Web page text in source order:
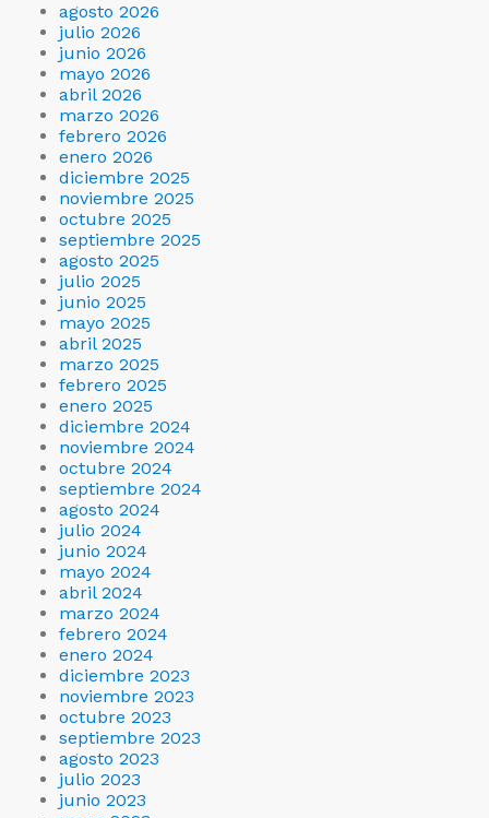
agosto 2026
julio 2026
junio 2026
mayo 2026
abril 2026
marzo 2026
febrero 2026
enero 2026
diciembre 2025
noviembre 2025
octubre 2025
septiembre 2025
agosto 2025
julio 2025
junio 2025
mayo 2025
abril 2025
marzo 2025
febrero 2025
enero 2025
diciembre 2024
noviembre 2024
octubre 2024
septiembre 2024
agosto 2024
julio 2024
junio 2024
mayo 2024
abril 2024
marzo 2024
febrero 2024
enero 2024
diciembre 2023
noviembre 2023
octubre 2023
septiembre 2023
agosto 2023
julio 2023
junio 2023